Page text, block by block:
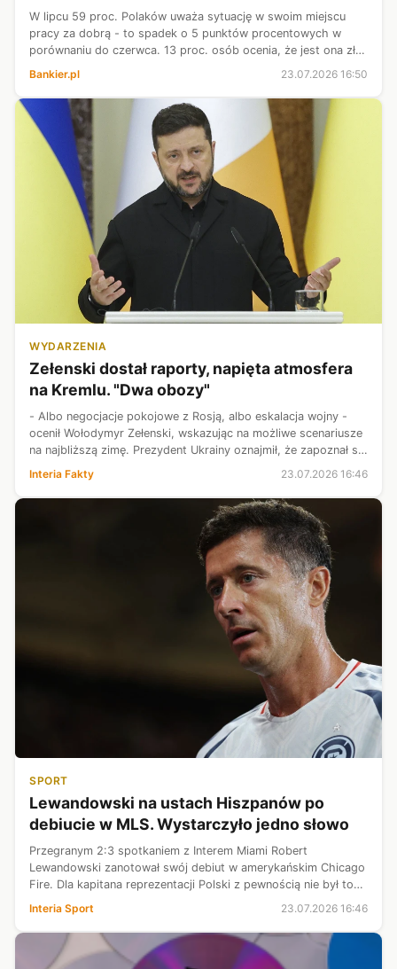
W lipcu 59 proc. Polaków uważa sytuację w swoim miejscu
pracy za dobrą - to spadek o 5 punktów procentowych w
porównaniu do czerwca. 13 proc. osób ocenia, że jest ona zła
się też oceny sytua...
Bankier.pl 23.07.2026 16:50
WYDARZENIA
Zełenski dostał raporty, napięta atmosfera
na Kremlu. "Dwa obozy"
- Albo negocjacje pokojowe z Rosją, albo eskalacja wojny -
ocenił Wołodymyr Zełenski, wskazując na możliwe scenariusze
na najbliższą zimę. Prezydent Ukrainy oznajmił, że zapoznał się
podzielił ...
Interia Fakty 23.07.2026 16:46
SPORT
Lewandowski na ustach Hiszpanów po
debiucie w MLS. Wystarczyło jedno słowo
Przegranym 2:3 spotkaniem z Interem Miami Robert
Lewandowski zanotował swój debiut w amerykańskim Chicago
Fire. Dla kapitana reprezentacji Polski z pewnością nie był to
debiut marzeń. Podobnego zdania są dziennikarze
hiszpańskiego "Mundo Deportivo", ...
Interia Sport 23.07.2026 16:46